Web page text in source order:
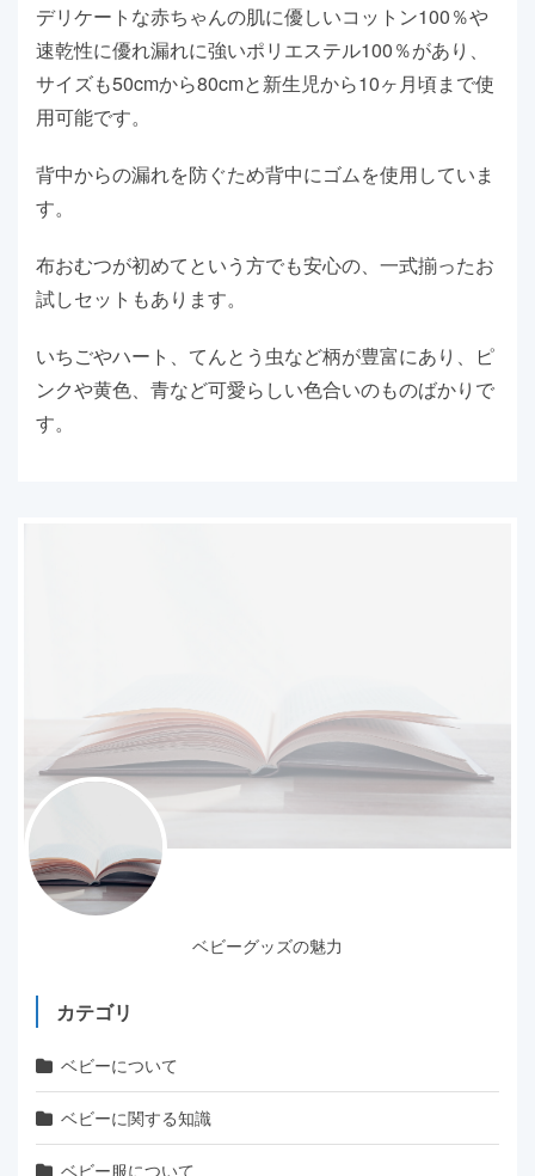
デリケートな赤ちゃんの肌に優しいコットン100％や
速乾性に優れ漏れに強いポリエステル100％があり、
サイズも50cmから80cmと新生児から10ヶ月頃まで使
用可能です。
背中からの漏れを防ぐため背中にゴムを使用していま
す。
布おむつが初めてという方でも安心の、一式揃ったお
試しセットもあります。
いちごやハート、てんとう虫など柄が豊富にあり、ピ
ンクや黄色、青など可愛らしい色合いのものばかりで
す。
ベビーグッズの魅力
カテゴリ
ベビーについて
ベビーに関する知識
ベビー服について